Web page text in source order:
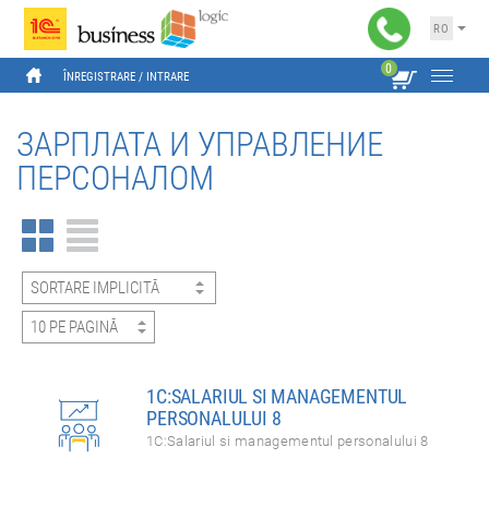
RO
ÎNREGISTRARE / INTRARE
0
ЗАРПЛАТА И УПРАВЛЕНИЕ
ПЕРСОНАЛОМ
1C:SALARIUL SI MANAGEMENTUL
PERSONALULUI 8
1C:Salariul si managementul personalului 8